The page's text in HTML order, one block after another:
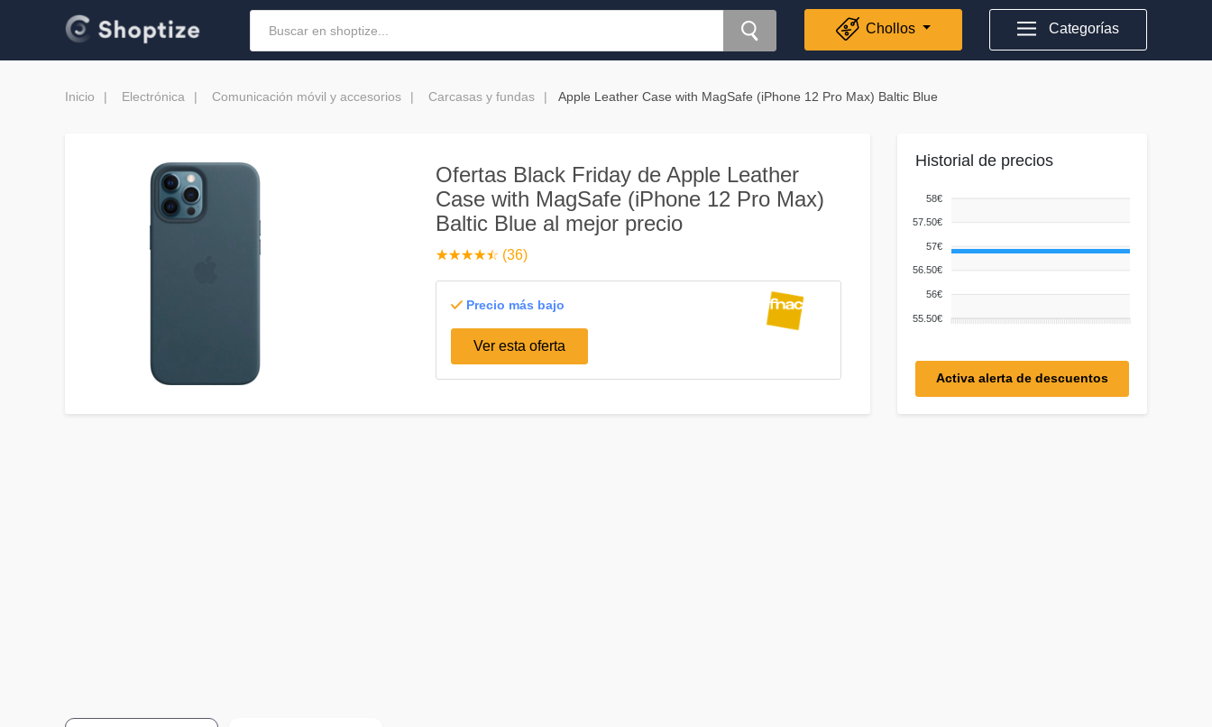
Chollos Categorías
Inicio Electrónica Comunicación móvil y accesorios Carcasas y fundas Apple Leather Case with MagSafe (iPhone 12 Pro Max) Baltic Blue
Ofertas Black Friday de Apple Leather
Case with MagSafe (iPhone 12 Pro Max)
Baltic Blue al mejor precio
☆☆☆☆☆
★★★★★ (36)
Precio más bajo
Ver esta oferta
Historial de precios
58€
57.50€
57€
56.50€
56€
55.50€
Activa alerta de descuentos